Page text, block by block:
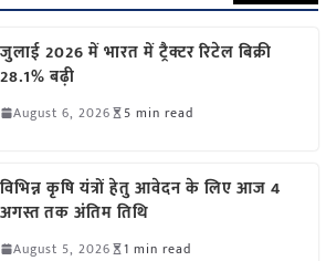
जुलाई 2026 में भारत में ट्रैक्टर रिटेल बिक्री
28.1% बढ़ी
August 6, 2026 5 min read
विभिन्न कृषि यंत्रों हेतु आवेदन के लिए आज 4
अगस्त तक अंतिम तिथि
August 5, 2026 1 min read